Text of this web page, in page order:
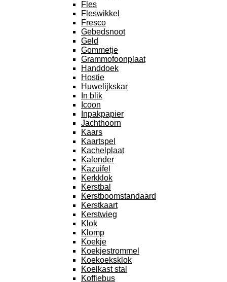
Fles
Fleswikkel
Fresco
Gebedsnoot
Geld
Gommetje
Grammofoonplaat
Handdoek
Hostie
Huwelijkskar
In blik
Icoon
Inpakpapier
Jachthoorn
Kaars
Kaartspel
Kachelplaat
Kalender
Kazuifel
Kerkklok
Kerstbal
Kerstboomstandaard
Kerstkaart
Kerstwieg
Klok
Klomp
Koekje
Koekjestrommel
Koekoeksklok
Koelkast stal
Koffiebus